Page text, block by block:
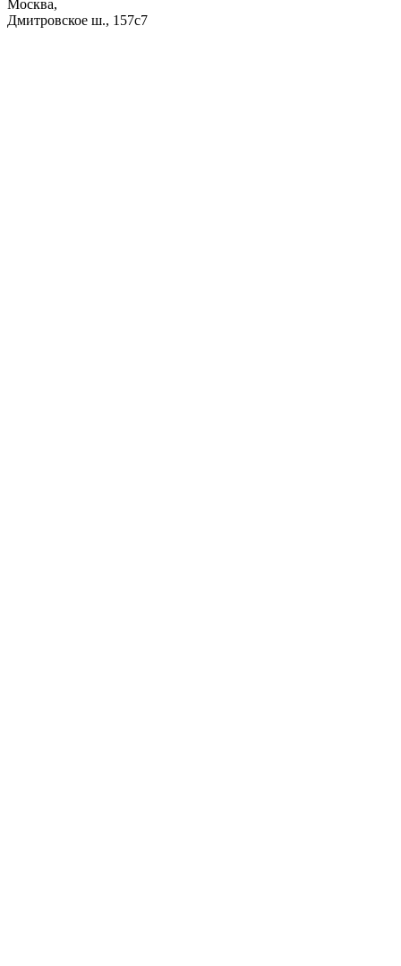
Москва,
Дмитровское ш., 157с7